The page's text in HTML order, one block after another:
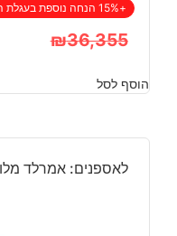
+15% הנחה נוספת בעגלת הקניות
₪36,355
המקורי
היה:
₪36,355.
הנוכחי
הוא:
₪22,050.
הוסף לסל